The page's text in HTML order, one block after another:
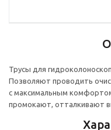
Трусы для
Позволяют проводить
с максимальным
промокают, отталкивают